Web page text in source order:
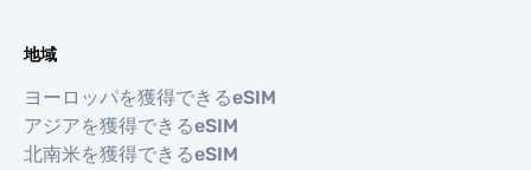
地域
ヨーロッパを獲得できるeSIM
アジアを獲得できるeSIM
北南米を獲得できるeSIM